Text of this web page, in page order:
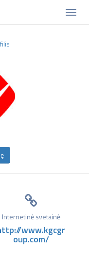
Internetinė svetainė
www.kgcgr
oup.com/